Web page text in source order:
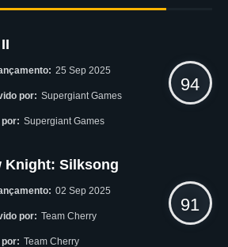
25 Sep 2025
por: Supergiant Games
por: Supergiant Games
94
Knight: Silksong
02 Sep 2025
por: Team Cherry
por: Team Cherry
91